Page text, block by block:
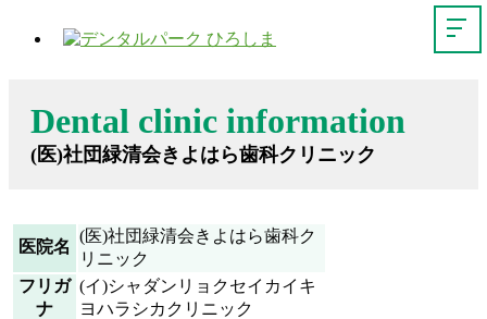
Dental clinic information
(医)社団緑清会きよはら歯科クリニック
医院名
(医)社団緑清会きよはら歯科ク
リニック
フリガ
ナ
(イ)シャダンリョクセイカイキ
ヨハラシカクリニック